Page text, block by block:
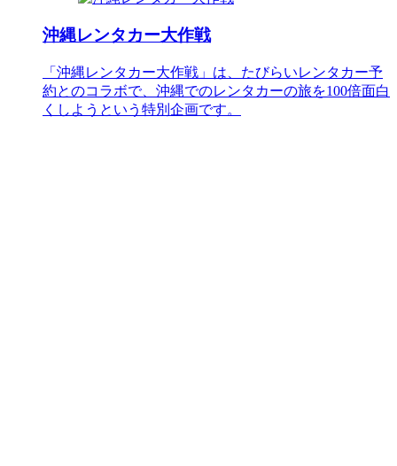
沖縄レンタカー大作戦
「沖縄レンタカー大作戦」は、たびらいレンタカー予
約とのコラボで、沖縄でのレンタカーの旅を100倍面白
くしようという特別企画です。